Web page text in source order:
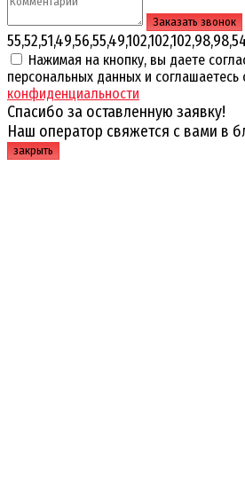
Нажимая на кнопку, вы даете
персональных данных и соглашаетесь
конфиденциальности
Спасибо за оставленную заявку!
Наш оператор свяжется с вами в
закрыть